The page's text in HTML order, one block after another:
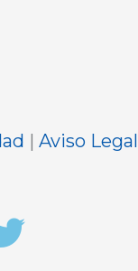
| Aviso Legal